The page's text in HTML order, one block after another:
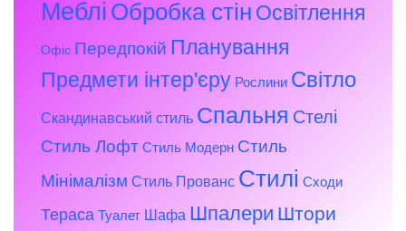
Меблі Обробка стін Освітлення
Офіс Передпокій Планування
Предмети інтер'єру Рослини Світло
Скандинавський стиль Спальня Стелі
Стиль Лофт Стиль Модерн Стиль
Мінімалізм Стиль Прованс Стилі Сходи
Тераса Туалет Шафа Шпалери Штори